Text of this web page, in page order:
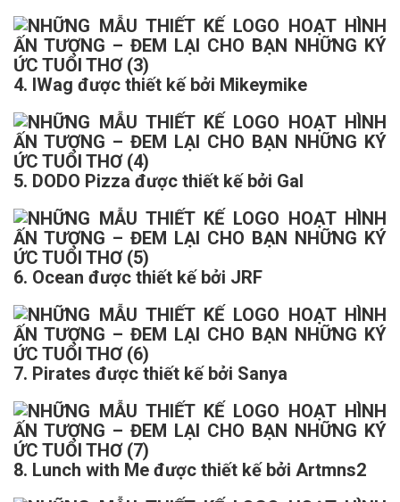
4. IWag được thiết kế bởi Mikeymike
5. DODO Pizza được thiết kế bởi Gal
6. Ocean được thiết kế bởi JRF
7. Pirates được thiết kế bởi Sanya
8. Lunch with Me được thiết kế bởi Artmns2